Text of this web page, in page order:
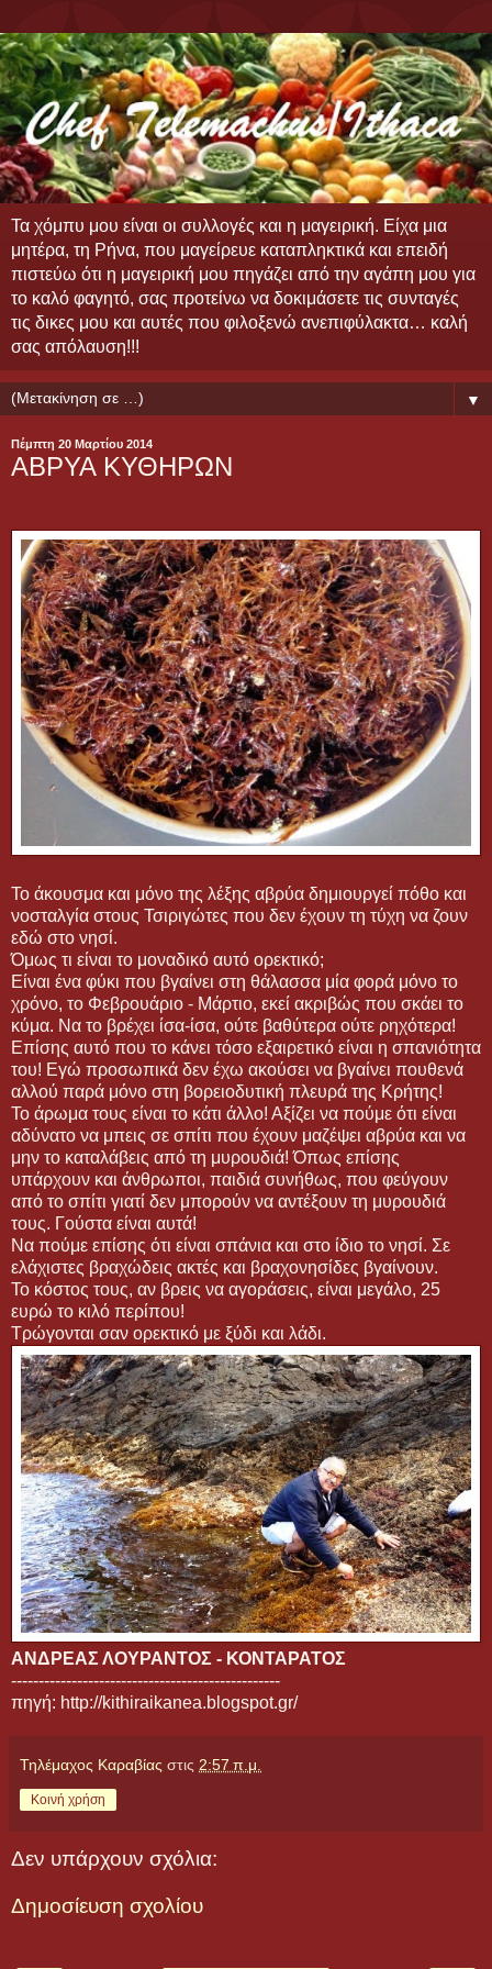
Τα χόμπυ μου είναι οι συλλογές και η μαγειρική. Είχα μια
μητέρα, τη Ρήνα, που μαγείρευε καταπληκτικά και επειδή
πιστεύω ότι η μαγειρική μου πηγάζει από την αγάπη μου για
το καλό φαγητό, σας προτείνω να δοκιμάσετε τις συνταγές
τις δικες μου και αυτές που φιλοξενώ ανεπιφύλακτα… καλή
σας απόλαυση!!!
▼
Πέμπτη 20 Μαρτίου 2014
ΑΒΡΥΑ ΚΥΘΗΡΩΝ
Το άκουσμα και μόνο της λέξης αβρύα δημιουργεί πόθο και
νοσταλγία στους Τσιριγώτες που δεν έχουν τη τύχη να ζουν
εδώ στο νησί.
Όμως τι είναι το μοναδικό αυτό ορεκτικό;
Είναι ένα φύκι που βγαίνει στη θάλασσα μία φορά μόνο το
χρόνο, το Φεβρουάριο - Μάρτιο, εκεί ακριβώς που σκάει το
κύμα. Να το βρέχει ίσα-ίσα, ούτε βαθύτερα ούτε ρηχότερα!
Επίσης αυτό που το κάνει τόσο εξαιρετικό είναι η σπανιότητα
του! Εγώ προσωπικά δεν έχω ακούσει να βγαίνει πουθενά
αλλού παρά μόνο στη βορειοδυτική πλευρά της Κρήτης!
Το άρωμα τους είναι το κάτι άλλο! Αξίζει να πούμε ότι είναι
αδύνατο να μπεις σε σπίτι που έχουν μαζέψει αβρύα και να
μην το καταλάβεις από τη μυρουδιά! Όπως επίσης
υπάρχουν και άνθρωποι, παιδιά συνήθως, που φεύγουν
από το σπίτι γιατί δεν μπορούν να αντέξουν τη μυρουδιά
τους. Γούστα είναι αυτά!
Να πούμε επίσης ότι είναι σπάνια και στο ίδιο το νησί. Σε
ελάχιστες βραχώδεις ακτές και βραχονησίδες βγαίνουν.
Το κόστος τους, αν βρεις να αγοράσεις, είναι μεγάλο, 25
ευρώ το κιλό περίπου!
Τρώγονται σαν ορεκτικό με ξύδι και λάδι.
ΑΝΔΡΕΑΣ ΛΟΥΡΑΝΤΟΣ - ΚΟΝΤΑΡΑΤΟΣ
-------------------------------------------------
πηγή: http://kithiraikanea.blogspot.gr/
Τηλέμαχος Καραβίας στις 2:57 π.μ.
Κοινή χρήση
Δεν υπάρχουν σχόλια:
Δημοσίευση σχολίου